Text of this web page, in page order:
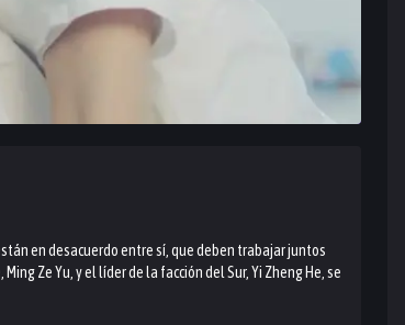
en desacuerdo entre sí, que deben trabajar juntos
Ze Yu, y el líder de la facción del Sur, Yi Zheng He, se